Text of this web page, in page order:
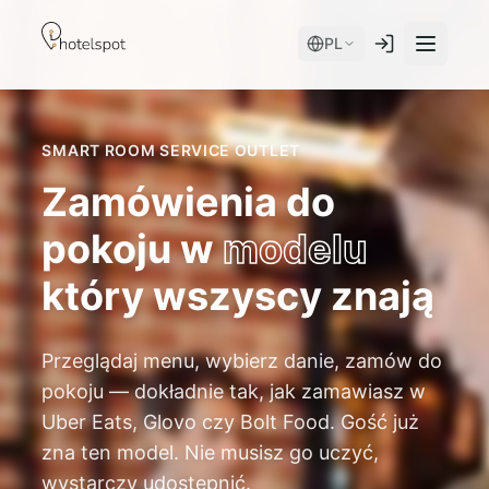
PL
Serwisy
Room Service
Spa
Hotel Store
Moduły
AI Concierge device + app
SMART ROOM SERVICE OUTLET
Zamówienia do
pokoju wmodelu
który wszyscy znają
Przeglądaj menu, wybierz danie, zamów do
pokoju — dokładnie tak, jak zamawiasz w
Uber Eats, Glovo czy Bolt Food. Gość już
zna ten model. Nie musisz go uczyć,
wystarczy udostępnić.